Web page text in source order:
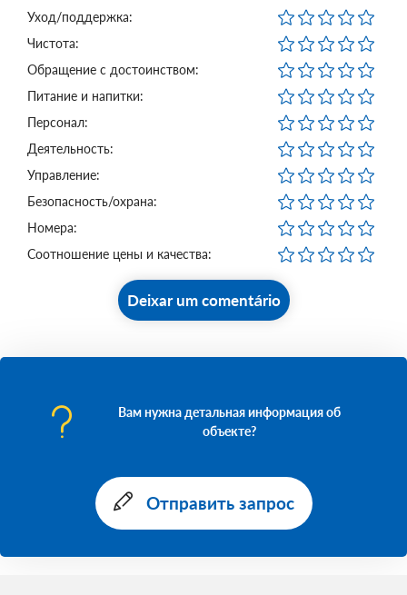
Уход/поддержка:
Чистота:
Обращение с достоинством:
Питание и напитки:
Персонал:
Деятельность:
Управление:
Безопасность/охрана:
Номера:
Соотношение цены и качества:
Deixar um comentário
Вам нужна детальная информация об
объекте?
Отправить запрос